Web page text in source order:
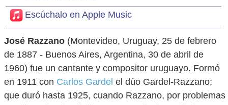
Escúchalo en Apple Music
José Razzano (Montevideo, Uruguay, 25 de febrero
de 1887 - Buenos Aires, Argentina, 30 de abril de
1960) fue un cantante y compositor uruguayo. Formó
en 1911 con Carlos Gardel el dúo Gardel-Razzano;
que duró hasta 1925, cuando Razzano, por problemas